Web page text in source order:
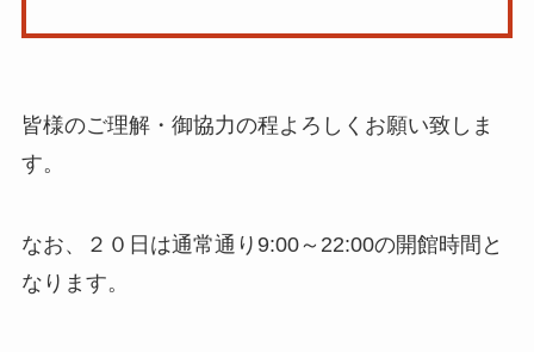
皆様のご理解・御協力の程よろしくお願い致しま
す。
なお、２０日は通常通り9:00～22:00の開館時間と
なります。